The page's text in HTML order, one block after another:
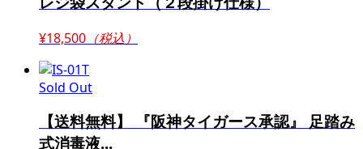
¥18,500 （税込）
Sold Out
【送料無料】 『阪神タイガース承認』 足踏み
式消毒液...